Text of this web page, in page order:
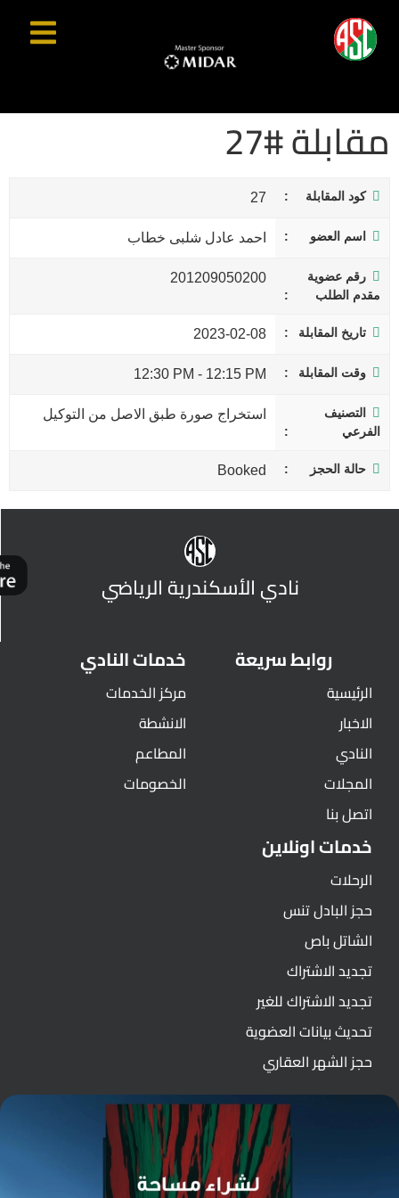
مقابلة #27
كود المقابلة 27
اسم العضو احمد عادل شلبى خطاب
رقم عضوية
مقدم الطلب
201209050200
تاريخ المقابلة 2023-02-08
وقت المقابلة 12:15 PM
-
12:30 PM
التصنيف
الفرعي
استخراج صورة طبق الاصل من التوكيل
حالة الحجز Booked
نادي الأسكندرية الرياضي
روابط سريعة
الرئيسية
الاخبار
النادي
المجلات
اتصل بنا
خدمات النادي
مركز الخدمات
الانشطة
المطاعم
الخصومات
خدمات اونلاين
الرحلات
حجز البادل تنس
الشاتل باص
تجديد الاشتراك
تجديد الاشتراك للغير
تحديث بيانات العضوية
حجز الشهر العقاري